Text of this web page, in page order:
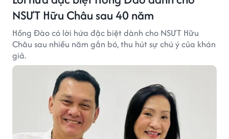
NSƯT Hữu Châu sau 40 năm
Hồng Đào có lời hứa đặc biệt dành cho NSƯT Hữu
Châu sau nhiều năm gắn bó, thu hút sự chú ý của khán
giả.